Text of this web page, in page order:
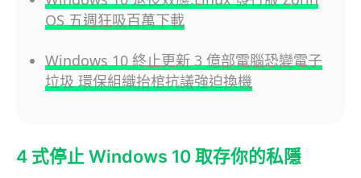
OS 五週狂吸百萬下載
Windows 10 終止更新 3 億部電腦恐變電子
垃圾 環保組織抬棺抗議強迫換機
4 式停止 Windows 10 取存你的私隱